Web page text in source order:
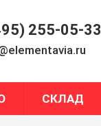
255-05-33
СКЛАД